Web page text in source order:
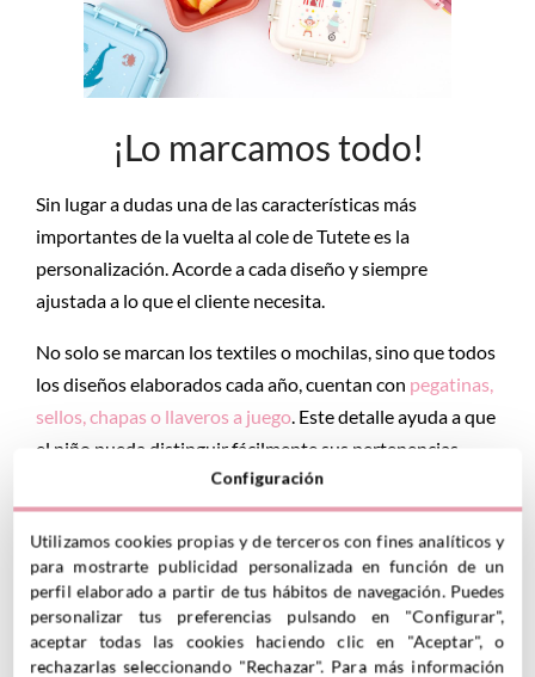
¡Lo marcamos todo!
Sin lugar a dudas una de las características más
importantes de la vuelta al cole de Tutete es la
personalización. Acorde a cada diseño y siempre
ajustada a lo que el cliente necesita.
No solo se marcan los textiles o mochilas, sino que todos
los diseños elaborados cada año, cuentan con pegatinas,
sellos, chapas o llaveros a juego. Este detalle ayuda a que
el niño pueda distinguir fácilmente sus pertenencias.
Configuración
Utilizamos cookies propias y de terceros con fines analíticos y
para mostrarte publicidad personalizada en función de un
perfil elaborado a partir de tus hábitos de navegación. Puedes
personalizar tus preferencias pulsando en "Configurar",
aceptar todas las cookies haciendo clic en "Aceptar", o
rechazarlas seleccionando "Rechazar". Para más información